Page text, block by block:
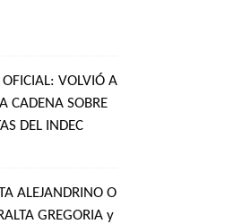
OFICIAL: VOLVIÓ A
CADENA SOBRE
DEL INDEC
ALEJANDRINO O
GREGORIA y